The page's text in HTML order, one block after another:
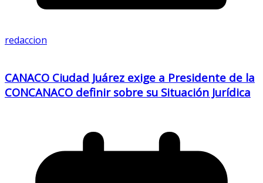
redaccion
CANACO Ciudad Juárez exige a Presidente de la
CONCANACO definir sobre su Situación Jurídica